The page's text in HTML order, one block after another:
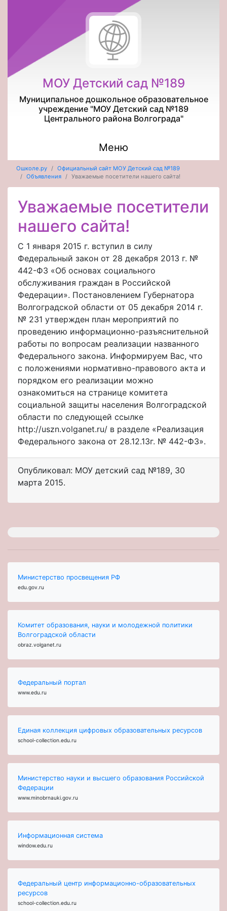
МОУ Детский сад №189
Муниципальное дошкольное образовательное
учреждение "МОУ Детский сад №189
Центрального района Волгограда"
Меню
Ошколе.ру
Официальный сайт МОУ Детский сад №189
Объявления
Уважаемые посетители нашего сайта!
Уважаемые посетители
нашего сайта!
С 1 января 2015 г. вступил в силу
Федеральный закон от 28 декабря 2013 г. №
442-ФЗ «Об основах социального
обслуживания граждан в Российской
Федерации». Постановлением Губернатора
Волгоградской области от 05 декабря 2014 г.
№ 231 утвержден план мероприятий по
проведению информационно-разъяснительной
работы по вопросам реализации названного
Федерального закона. Информируем Вас, что
с положениями нормативно-правового акта и
порядком его реализации можно
ознакомиться на странице комитета
социальной защиты населения Волгоградской
области по следующей ссылке
http://uszn.volganet.ru/ в разделе «Реализация
Федерального закона от 28.12.13г. № 442-ФЗ».
Опубликовал: МОУ детский сад №189, 30
марта 2015.
Министерство просвещения РФ
edu.gov.ru
Комитет образования, науки и молодежной политики
Волгоградской области
obraz.volganet.ru
Федеральный портал
www.edu.ru
Единая коллекция цифровых образовательных ресурсов
school-collection.edu.ru
Министерство науки и высшего образования Российской
Федерации
www.minobrnauki.gov.ru
Информационная система
window.edu.ru
Федеральный центр информационно-образовательных
ресурсов
school-collection.edu.ru